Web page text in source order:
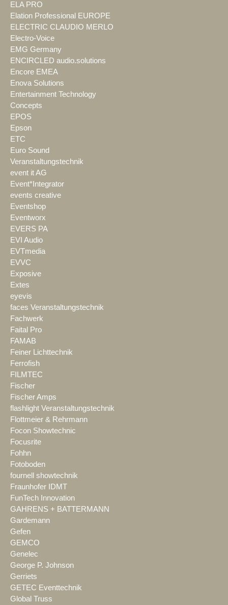
ELA PRO
Elation Professional EUROPE
ELECTRIC CLAUDIO MERLO
Electro-Voice
EMG Germany
ENCIRCLED audio.solutions
Encore EMEA
Enova Solutions
Entertainment Technology
Concepts
EPOS
Epson
ETC
Euro Sound
Veranstaltungstechnik
event it AG
Event*Integrator
events creative
Eventshop
Eventworx
EVERS PA
EVI Audio
EVTmedia
EVVC
Exposive
Extes
eyevis
faces Veranstaltungstechnik
Fachwerk
Faital Pro
FAMAB
Feiner Lichttechnik
Ferrofish
FILMTEC
Fischer
Fischer Amps
flashlight Veranstaltungstechnik
Flottmeier & Rehrmann
Focon Showtechnic
Focusrite
Fohhn
Fotoboden
fournell showtechnik
Fraunhofer IDMT
FunTech Innovation
GAHRENS + BATTERMANN
Gardemann
Gefen
GEMCO
Genelec
George P. Johnson
Gerriets
GETEC Eventtechnik
Global Truss